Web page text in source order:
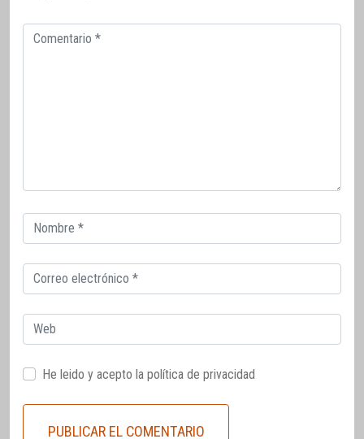
Comentario
Correo
electrónico
Correo
electrónico
Web
He leido y acepto la política de privacidad